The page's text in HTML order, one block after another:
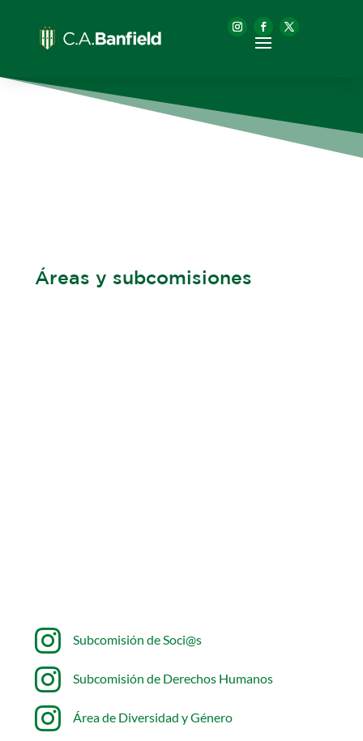
Áreas y subcomisiones
 Subcomisión de Soci@s
 Subcomisión de Derechos Humanos
 Área de Diversidad y Género